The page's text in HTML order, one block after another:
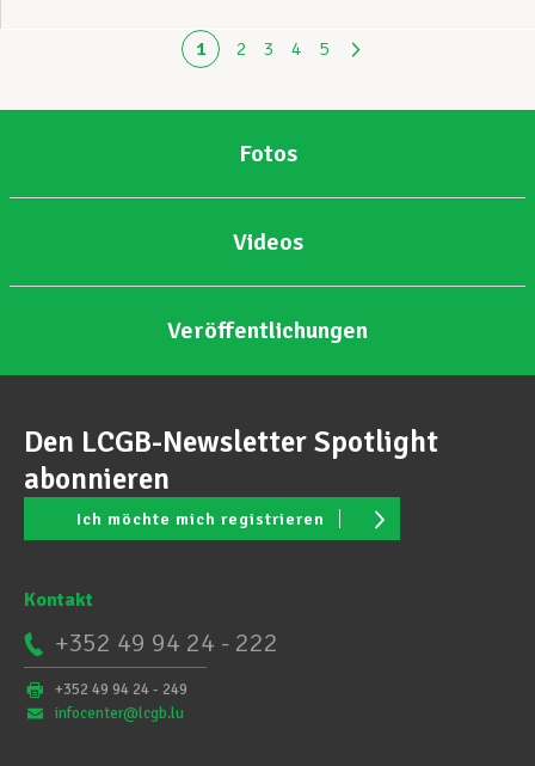
1 2 3 4 5
Fotos
Videos
Veröffentlichungen
Den LCGB-Newsletter Spotlight
abonnieren
Ich möchte mich registrieren
Kontakt
+352 49 94 24 - 222
+352 49 94 24 - 249
infocenter@lcgb.lu